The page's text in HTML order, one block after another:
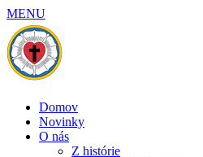
MENU
Domov
Novinky
O nás
Z histórie